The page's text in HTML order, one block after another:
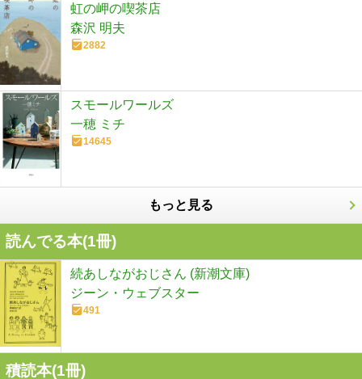
虹の岬の喫茶店
森沢 明夫
2882
スモールワールズ
一穂 ミチ
14645
もっと見る
読んでる本(1冊)
続あしながおじさん (新潮文庫)
ジーン・ウェブスター
491
積読本(1冊)